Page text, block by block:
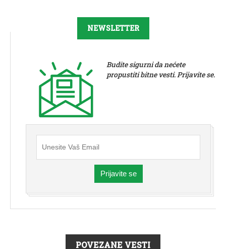
NEWSLETTER
Budite sigurni da nećete
propustiti bitne vesti. Prijavite se.
Prijavite se
POVEZANE VESTI
STARA PAZOVA